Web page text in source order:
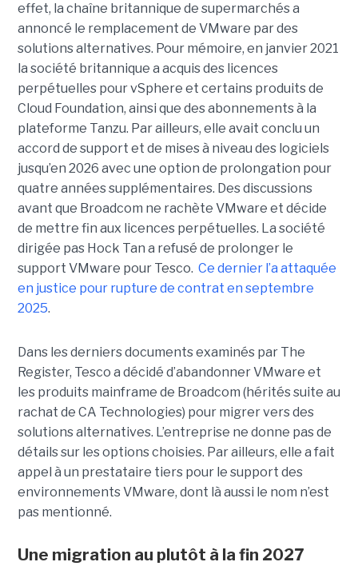
effet, la chaîne britannique de supermarchés a
annoncé le remplacement de VMware par des
solutions alternatives. Pour mémoire, en janvier 2021
la société britannique a acquis des licences
perpétuelles pour vSphere et certains produits de
Cloud Foundation, ainsi que des abonnements à la
plateforme Tanzu. Par ailleurs, elle avait conclu un
accord de support et de mises à niveau des logiciels
jusqu’en 2026 avec une option de prolongation pour
quatre années supplémentaires. Des discussions
avant que Broadcom ne rachète VMware et décide
de mettre fin aux licences perpétuelles. La société
dirigée pas Hock Tan a refusé de prolonger le
support VMware pour Tesco. Ce dernier l’a attaquée
en justice pour rupture de contrat en septembre
2025.
Dans les derniers documents examinés par The
Register, Tesco a décidé d’abandonner VMware et
les produits mainframe de Broadcom (hérités suite au
rachat de CA Technologies) pour migrer vers des
solutions alternatives. L’entreprise ne donne pas de
détails sur les options choisies. Par ailleurs, elle a fait
appel à un prestataire tiers pour le support des
environnements VMware, dont là aussi le nom n’est
pas mentionné.
Une migration au plutôt à la fin 2027